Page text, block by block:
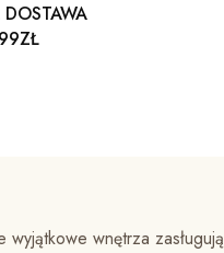
wnętrza